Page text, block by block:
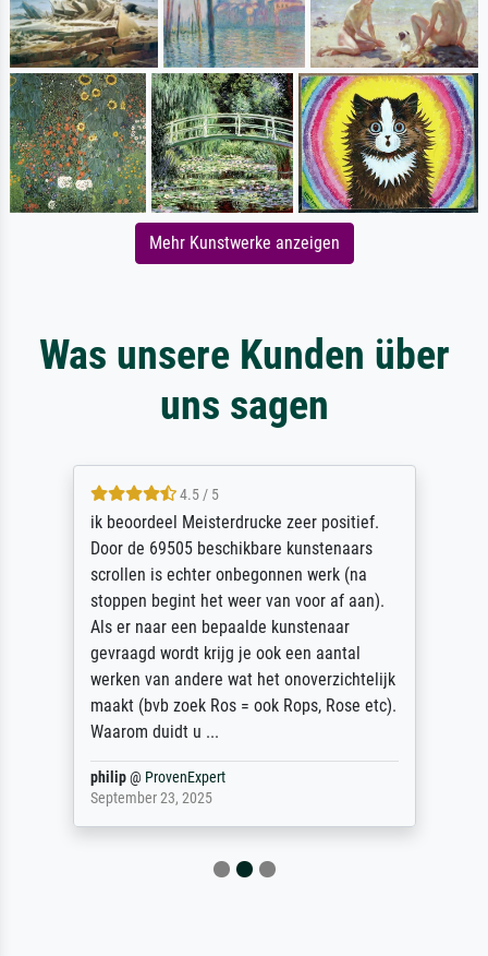
Mehr Kunstwerke anzeigen
Was unsere Kunden über
uns sagen
4.5 / 5
ik beoordeel Meisterdrucke zeer positief.
Door de 69505 beschikbare kunstenaars
scrollen is echter onbegonnen werk (na
stoppen begint het weer van voor af aan).
Als er naar een bepaalde kunstenaar
gevraagd wordt krijg je ook een aantal
werken van andere wat het onoverzichtelijk
maakt (bvb zoek Ros = ook Rops, Rose etc).
Waarom duidt u ...
philip@ ProvenExpert
September 23, 2025